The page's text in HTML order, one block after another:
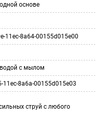
основе
11ec-8a64-00155d015e00
с мылом
11ec-8a6a-00155d015e03
струй с любого